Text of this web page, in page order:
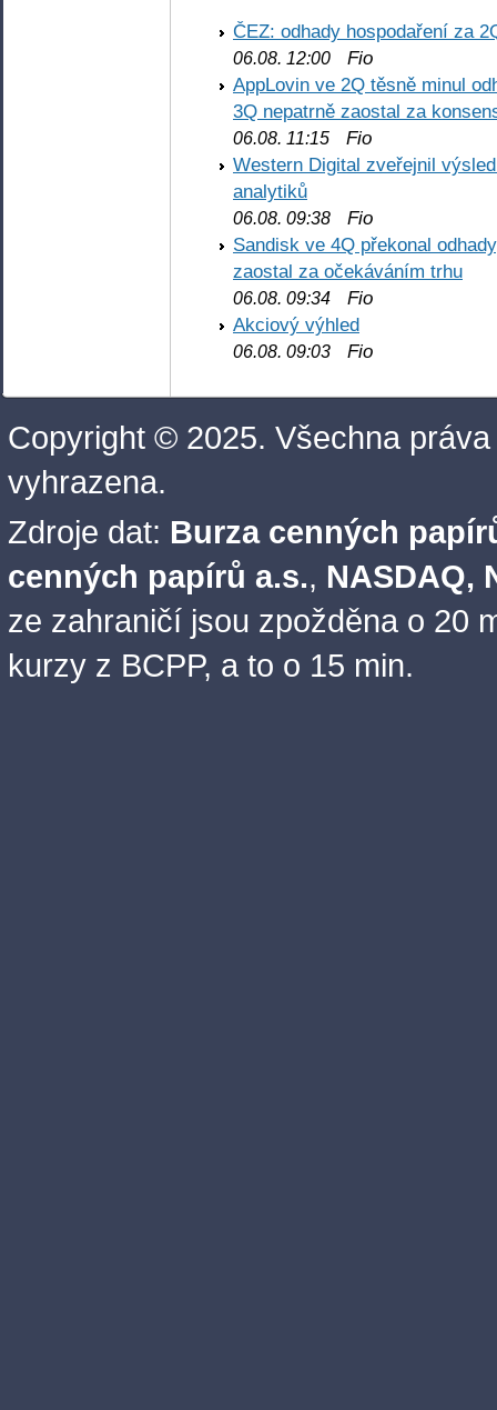
ČEZ: odhady hospodaření za
06.08. 12:00 Fio
AppLovin ve 2Q těsně minul
3Q nepatrně zaostal za
06.08. 11:15 Fio
Western Digital zveřejnil
analytiků
06.08. 09:38 Fio
Sandisk ve 4Q překonal
zaostal za očekáváním trhu
06.08. 09:34 Fio
Akciový výhled
06.08. 09:03 Fio
Copyright © 2025. Všechna práva
vyhrazena.
Zdroje dat: Burza cenných
cenných papírů a.s., NASDAQ,
ze zahraničí jsou zpožděna o 20
kurzy z BCPP, a to o 15 min.